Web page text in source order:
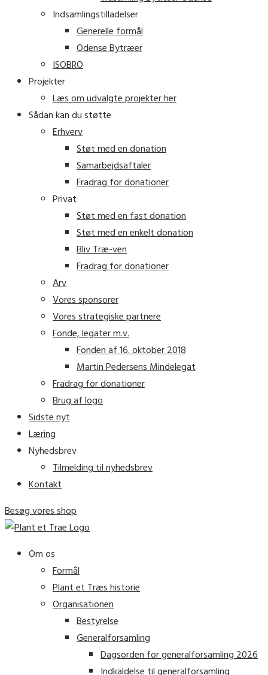
Indsamlingstilladelser
Generelle formål
Odense Bytræer
ISOBRO
Projekter
Læs om udvalgte projekter her
Sådan kan du støtte
Erhverv
Støt med en donation
Samarbejdsaftaler
Fradrag for donationer
Privat
Støt med en fast donation
Støt med en enkelt donation
Bliv Træ-ven
Fradrag for donationer
Arv
Vores sponsorer
Vores strategiske partnere
Fonde, legater m.v.
Fonden af 16. oktober 2018
Martin Pedersens Mindelegat
Fradrag for donationer
Brug af logo
Sidste nyt
Læring
Nyhedsbrev
Tilmelding til nyhedsbrev
Kontakt
Besøg vores shop
Om os
Formål
Plant et Træs historie
Organisationen
Bestyrelse
Generalforsamling
Dagsorden for generalforsamling 2026
Indkaldelse til generalforsamling